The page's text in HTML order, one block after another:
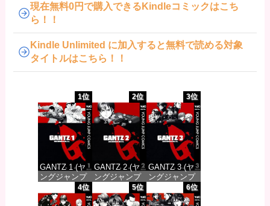
現在無料0円で購入できるKindleコミックはこち
ら！！
Kindle Unlimited に加入すると無料で読める対象
タイトルはこちら！！
1位
GANTZ 1 (ヤ
ングジャンプ
コミックス
DIGITAL)
2位
GANTZ 2 (ヤ
ングジャンプ
コミックス
DIGITAL)
3位
GANTZ 3 (ヤ
ングジャンプ
コミックス
DIGITAL)
4位 5位 6位